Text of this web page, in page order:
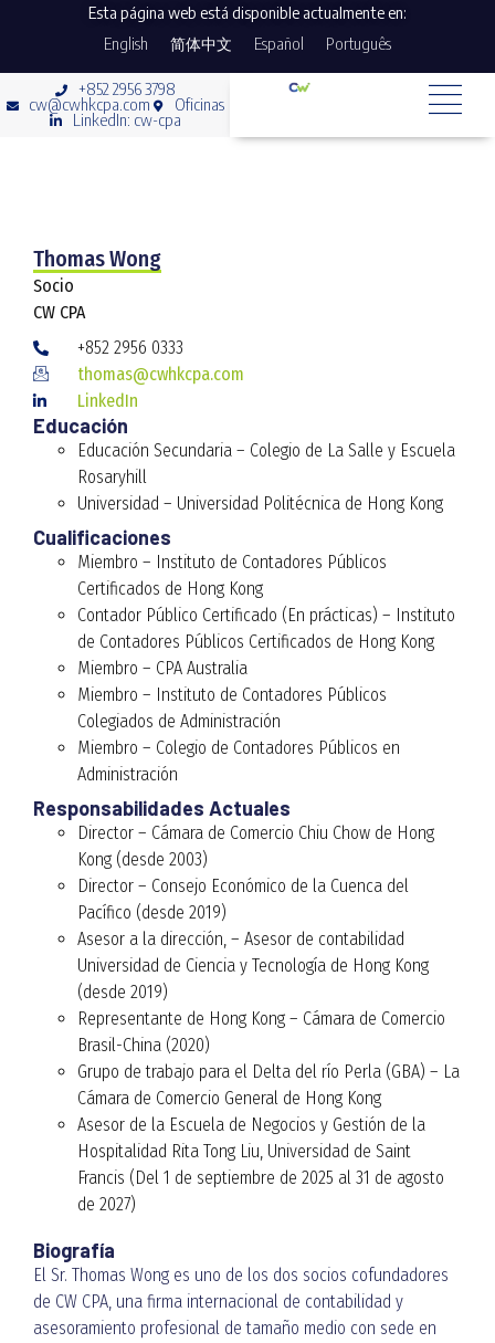
Esta página web está disponible actualmente en:
English
简体中文 Español Português
+852 2956 3798
cw@cwhkcpa.com
Oficinas
LinkedIn: cw-cpa
Thomas Wong
Socio
CW CPA
+852 2956 0333
thomas@cwhkcpa.com
LinkedIn
Educación
Educación Secundaria – Colegio de La Salle y Escuela
Rosaryhill
Universidad – Universidad Politécnica de Hong Kong
Cualificaciones
Miembro – Instituto de Contadores Públicos
Certificados de Hong Kong
Contador Público Certificado (En prácticas) – Instituto
de Contadores Públicos Certificados de Hong Kong
Miembro – CPA Australia
Miembro – Instituto de Contadores Públicos
Colegiados de Administración
Miembro – Colegio de Contadores Públicos en
Administración
Responsabilidades Actuales
Director – Cámara de Comercio Chiu Chow de Hong
Kong (desde 2003)
Director – Consejo Económico de la Cuenca del
Pacífico (desde 2019)
Asesor a la dirección, – Asesor de contabilidad
Universidad de Ciencia y Tecnología de Hong Kong
(desde 2019)
Representante de Hong Kong – Cámara de Comercio
Brasil-China (2020)
Grupo de trabajo para el Delta del río Perla (GBA) – La
Cámara de Comercio General de Hong Kong
Asesor de la Escuela de Negocios y Gestión de la
Hospitalidad Rita Tong Liu, Universidad de Saint
Francis (Del 1 de septiembre de 2025 al 31 de agosto
de 2027)
Biografía
El Sr. Thomas Wong es uno de los dos socios cofundadores
de CW CPA, una firma internacional de contabilidad y
asesoramiento profesional de tamaño medio con sede en